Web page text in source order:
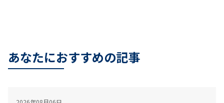
あなたにおすすめの記事